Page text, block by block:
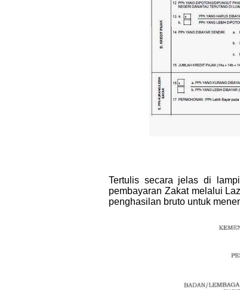
Tertulis secara jelas di
pembayaran Zakat melalui
penghasilan bruto untuk